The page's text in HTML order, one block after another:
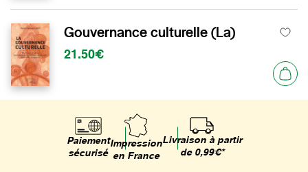
Gouvernance culturelle (La)
21.50€
Paiement
sécurisé
Impression
en France
Livraison à partir
de 0,99€*